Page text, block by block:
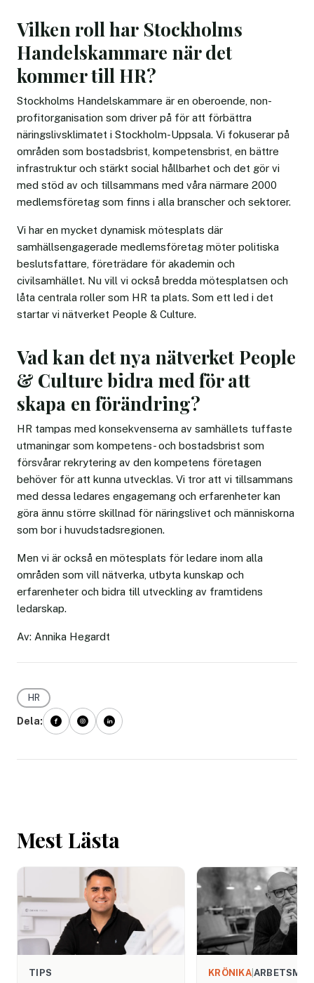
Vilken roll har Stockholms
Handelskammare när det
kommer till HR?
Stockholms Handelskammare är en oberoende, non-
profitorganisation som driver på för att förbättra
näringslivsklimatet i Stockholm-Uppsala. Vi fokuserar på
områden som bostadsbrist, kompetensbrist, en bättre
infrastruktur och stärkt social hållbarhet och det gör vi
med stöd av och tillsammans med våra närmare 2000
medlemsföretag som finns i alla branscher och sektorer.
Vi har en mycket dynamisk mötesplats där
samhällsengagerade medlemsföretag möter politiska
beslutsfattare, företrädare för akademin och
civilsamhället. Nu vill vi också bredda mötesplatsen och
låta centrala roller som HR ta plats. Som ett led i det
startar vi nätverket People & Culture.
Vad kan det nya nätverket People
& Culture bidra med för att
skapa en förändring?
HR tampas med konsekvenserna av samhällets tuffaste
utmaningar som kompetens- och bostadsbrist som
försvårar rekrytering av den kompetens företagen
behöver för att kunna utvecklas. Vi tror att vi tillsammans
med dessa ledares engagemang och erfarenheter kan
göra ännu större skillnad för näringslivet och människorna
som bor i huvudstadsregionen.
Men vi är också en mötesplats för ledare inom alla
områden som vill nätverka, utbyta kunskap och
erfarenheter och bidra till utveckling av framtidens
ledarskap.
Av: Annika Hegardt
HR
Dela:
Mest Lästa
TIPS KRÖNIKA|